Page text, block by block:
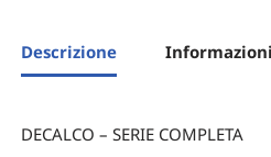
Descrizione
DECALCO – SERIE COMPLETA